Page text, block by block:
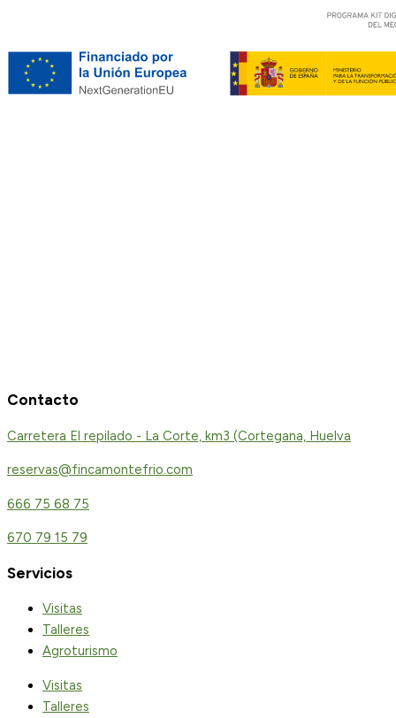
Contacto
Carretera El repilado - La Corte, km3 (Cortegana, Huelva
reservas@fincamontefrio.com
666 75 68 75
670 79 15 79
Servicios
Visitas
Talleres
Agroturismo
Visitas
Talleres